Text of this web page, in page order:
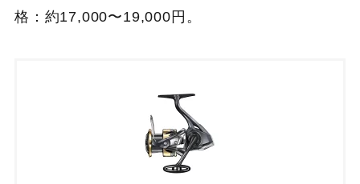
格：約17,000〜19,000円。